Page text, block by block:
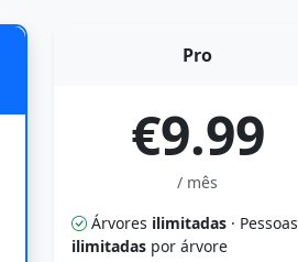
Pro
€9.99
/ mês
Árvores ilimitadas · Pessoas
ilimitadas por árvore